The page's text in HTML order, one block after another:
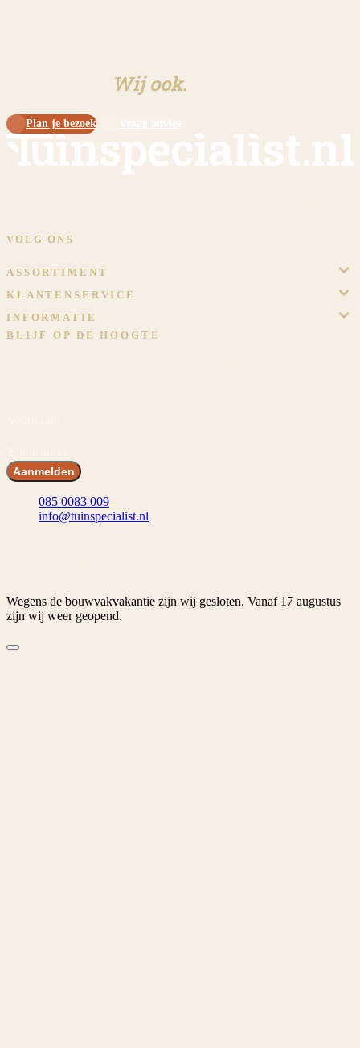
Wij ook.
Plan je bezoek Vraag advies
VOLG ONS
ASSORTIMENT
KLANTENSERVICE
INFORMATIE
BLIJF OP DE HOOGTE
Aanmelden
085 0083 009
info@tuinspecialist.nl
Wegens de bouwvakvakantie zijn wij gesloten. Vanaf 17 augustus
zijn wij weer geopend.